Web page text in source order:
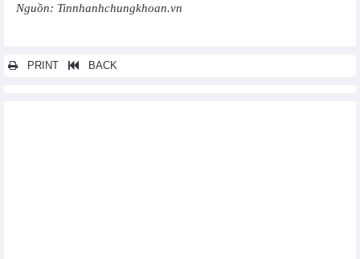
Nguồn: Tinnhanhchungkhoan.vn
PRINT BACK